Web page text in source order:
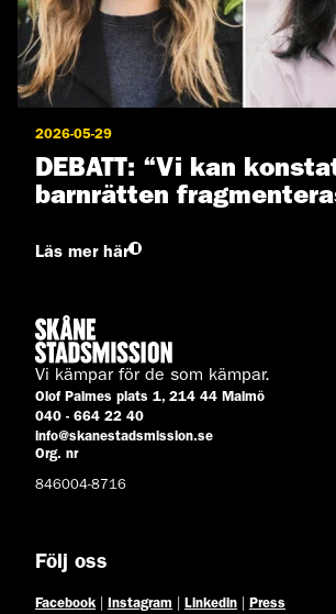
2026-05-29
DEBATT: “Vi kan
barnrätten
Läs mer här
Vi kämpar för de som kämpar.
Olof Palmes plats 1, 214 44 Malmö
040 - 664 22 40
info@skanestadsmission.se
Org. nr
846004-8716
Följ oss
Facebook Instagram Linkedin
Press